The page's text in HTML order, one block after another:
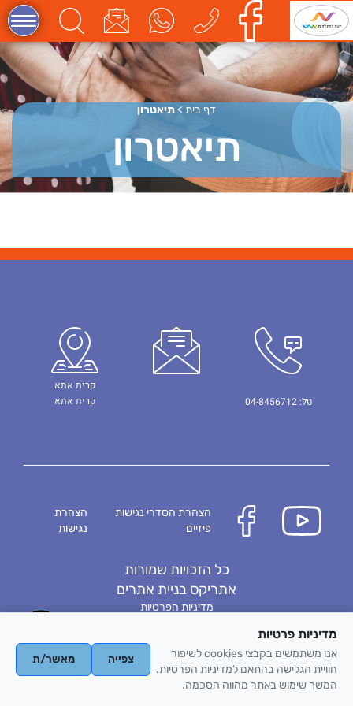
דף בית >תיאטרון
תיאטרון
טל: 04-8456712
קרית אתא
קרית אתא
הצהרת הסדרי נגישות
פיזיים
הצהרת
נגישות
כל הזכויות שמורות
אתריקס בניית אתרים
מדיניות הפרטיות
מדיניות פרטיות
אנו משתמשים בקבצי cookies לשיפור
חוויית הגלישה בהתאם למדיניות הפרטיות.
המשך שימוש באתר מהווה הסכמה.
צפייה מאשר/ת